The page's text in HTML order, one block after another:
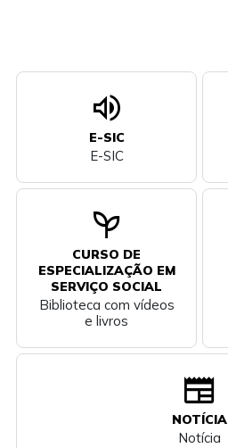
volume_up
E-SIC
E-SIC
psychiatry
CURSO DE
ESPECIALIZAÇÃO EM
SERVIÇO SOCIAL
Biblioteca com vídeos
e livros
newspaper
NOTÍCIA
Notícia